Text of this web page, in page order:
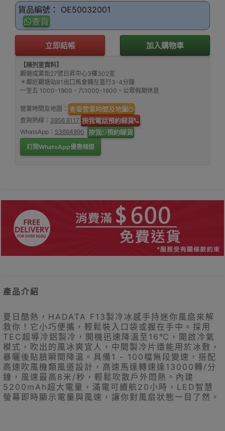
貨品編號： OE50032001
查貨
立即結帳 加入購物車
【陳列室資料】
觀塘成業街27號日昇中心3樓302室
＊鄰近觀塘站B1出口馬會轉左直行3-4分鐘
一至五 1000-1900、六1000-1600、公眾假期休息
營業時間及地圖： 查看營業時間及地圖
查詢熱線： 3956 8117 按我電話預約睇貨
WhatsApp： 53694990 按我 預約睇貨
訂閱WhatsApp優惠頻道
產品介紹
夏日酷熱，HADATA F13製冷冰感手持迷你風扇來解
救你！它小巧便攜，輕鬆裝入口袋或握在手中。採用
TEC超導冷鋁製冷，開機迅速降溫至16℃，開啟冷氣
模式，吹出的風冰爽宜人，中間製冷片還能用於冰敷，
暴曬後貼臉瞬間降溫。具備1 - 100檔無段變速，搭配
高速吹風機類風道設計，高速馬達轉速達13000轉/分
鐘，風速最高8米/秒，輕鬆吹散戶外悶熱。內建
5200mAh超大電量，滿電可續航20小時，LED智慧
螢幕即時顯示電量與風速，讓你對風扇狀態一目了然。